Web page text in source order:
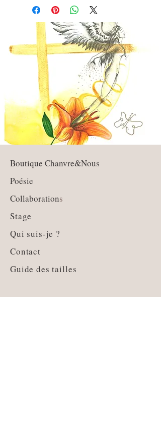
Boutique Chanvre&Nous
Poésie
Collaborations
Stage
Qui suis-je ?
Contact
Guide des tailles